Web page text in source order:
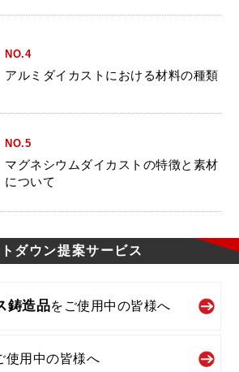
NO.4
アルミダイカストにおける材料の種類
NO.5
マグネシウムダイカストの特徴と素材
について
ダウン提案サービス
鋳造品を ご使用中の皆様へ
使用中の皆様へ